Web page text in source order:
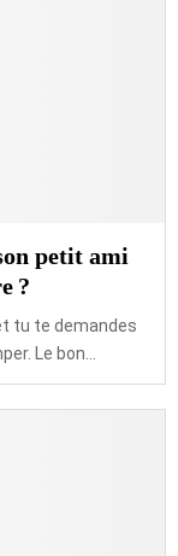
petit ami
?
tu te demandes
Le bon...